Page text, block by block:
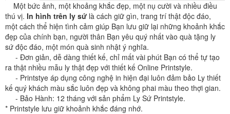
Một bức ảnh, một khoảng khắc đẹp, một nụ cười và nhiều điều
thú vị. In hình trên ly sứ là cách giữ gìn, trang trí thật độc đáo,
một cách thể hiện tình cảm giúp Bạn lưu giữ lại những khoảnh khắc
đẹp của chính bạn, người thân Bạn yêu quý nhất vào quà tặng ly
sứ độc đáo, một món quà sinh nhật ý nghĩa.
- Đơn giản, dễ dàng thiết kế, chỉ mất vài phút Bạn có thể tự tạo
ra thật nhiều mẫu ly thật đẹp với thiết kế Online Printstyle.
- Printstye áp dụng công nghệ in hiện đại luôn đảm bảo Ly thiết
kế quý khách màu sắc luôn đẹp và không phai màu theo thợi gian.
- Bảo Hành: 12 tháng với sản phẩm Ly Sứ Printstyle.
* Printstyle lưu giữ khoảnh khắc đáng nhớ.